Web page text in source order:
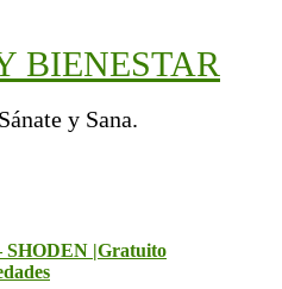
BIENESTAR
y Sana.
SHODEN |Gratuito